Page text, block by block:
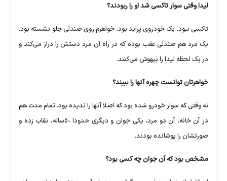
لیدا وقتی سوار تاکسی شد او را ربودند؟
تاکسی نبود. یک خودروی پراید بود. خواهرم روی صندلی جلو نشسته بود.
یک ‏مرد هم صندلی عقب بوده که در راه آن مرد دستش را دراز می‌کند و
در یک ‏لحظه لیدا را بیهوش می‌کنند.
خواهرتان توانست چهره آنها را ببیند؟
نه وقتی که سوار خودرو شده بود که اصلا آنها را ندیده بود. تمام مدت هم
در آن ‏خانه، آن دو مرد، یکی جوان و دیگری حدودا ٥٠ساله، نقاب زده و
‏صورتشان را ‌پوشانده بودند.‏
مشخص بود که آن جوان چه کسی بود؟